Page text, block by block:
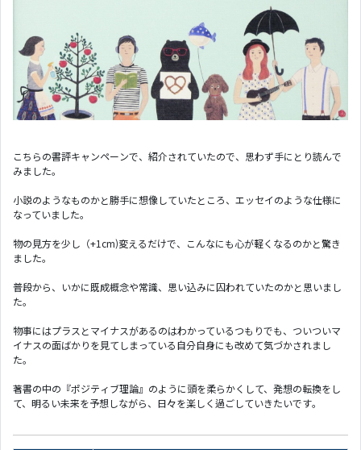
こちらの書評キャンペーンで、紹介されていたので、思わず手にとり読んで
みました。
小説のようなものかと勝手に想像していたところ、エッセイのような仕様に
なっていました。
物の見方を少し（+1cm)変えるだけで、こんなにも心が軽くなるのかと驚き
ました。
普段から、いかに既成概念や常識、思い込みに囚われていたのかと思いまし
た。
物事にはプラスとマイナスがあるのはわかっているつもりでも、ついついマ
イナスの面ばかりを見てしまっている自分自身にも改めて気づかされまし
た。
著書の中の『ポジティブ理論』のように頭を柔らかくして、発想の転換をし
て、明るい未来を予想しながら、日々を楽しく過ごしていきたいです。